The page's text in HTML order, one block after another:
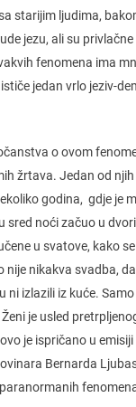
starijim ljudima,
jezu, ali su
fenomena ima
jedan vrlo jeziv-
o ovom
žrtava. Jedan od
godina, gdje je
sred noći začuo u
u svatove, kako
nije nikakva svadba,
ni izlazili iz kuće.
je usled
je ispričano u emisiji
Bernarda